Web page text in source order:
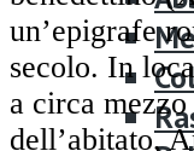
un’epigrafe
secolo. In
a circa
dell’abitato,